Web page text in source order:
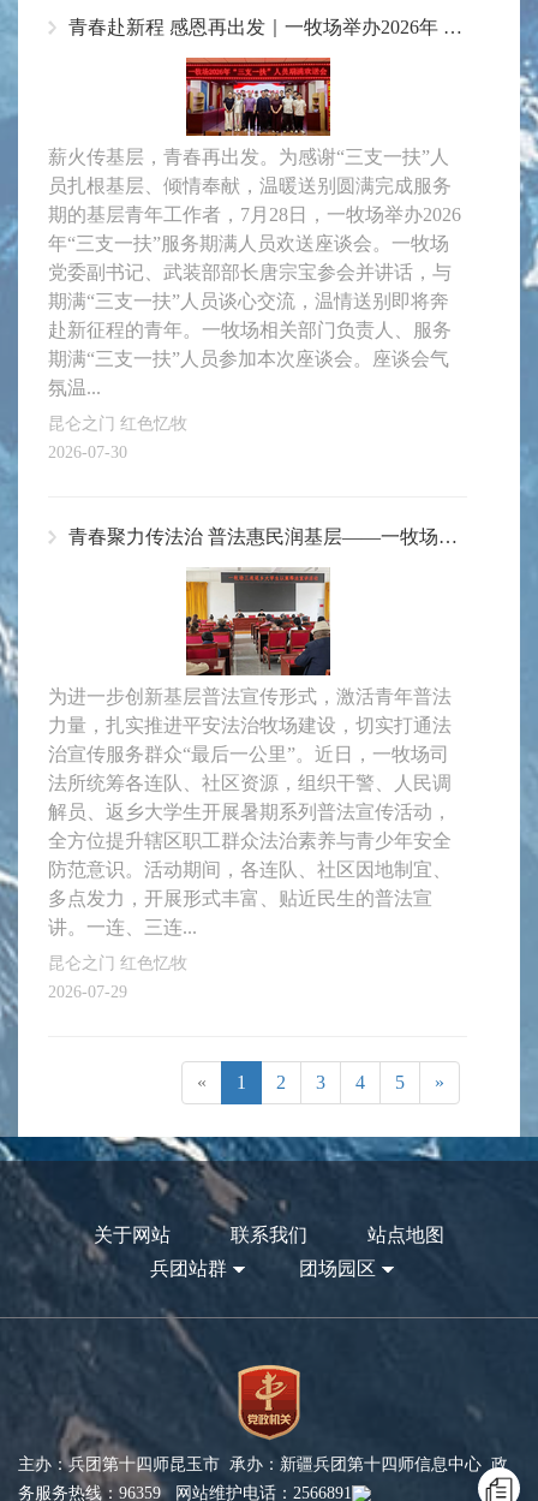
青春赴新程 感恩再出发｜一牧场举办2026年 “三支一扶” 服务期满人员欢送会
薪火传基层，青春再出发。为感谢“三支一扶”人
员扎根基层、倾情奉献，温暖送别圆满完成服务
期的基层青年工作者，7月28日，一牧场举办2026
年“三支一扶”服务期满人员欢送座谈会。一牧场
党委副书记、武装部部长唐宗宝参会并讲话，与
期满“三支一扶”人员谈心交流，温情送别即将奔
赴新征程的青年。一牧场相关部门负责人、服务
期满“三支一扶”人员参加本次座谈会。座谈会气
氛温...
昆仑之门 红色忆牧
2026-07-30
青春聚力传法治 普法惠民润基层——一牧场开展返乡大学生系列普法宣讲活动
为进一步创新基层普法宣传形式，激活青年普法
力量，扎实推进平安法治牧场建设，切实打通法
治宣传服务群众“最后一公里”。近日，一牧场司
法所统筹各连队、社区资源，组织干警、人民调
解员、返乡大学生开展暑期系列普法宣传活动，
全方位提升辖区职工群众法治素养与青少年安全
防范意识。活动期间，各连队、社区因地制宜、
多点发力，开展形式丰富、贴近民生的普法宣
讲。一连、三连...
昆仑之门 红色忆牧
2026-07-29
« 1 2 3 4 5 »
关于网站 联系我们
站点地图
兵团站群
团场园区
主办：兵团第十四师昆玉市 承办：新疆兵团第十四师信息中心 政
务服务热线：96359 网站维护电话：2566891